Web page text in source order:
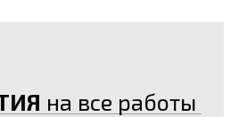
на все работы